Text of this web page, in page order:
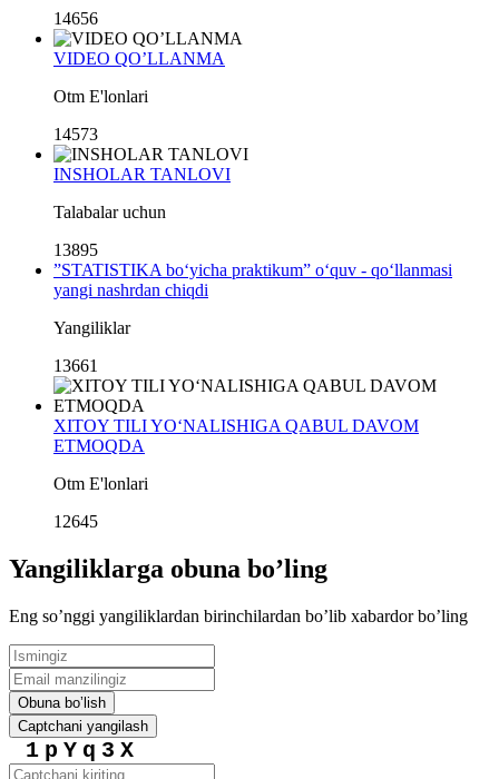
14656
VIDEO QO’LLANMA
Otm E'lonlari
14573
INSHOLAR TANLOVI
Talabalar uchun
13895
”STATISTIKA bo‘yicha praktikum” o‘quv - qo‘llanmasi
yangi nashrdan chiqdi
Yangiliklar
13661
XITOY TILI YO‘NALISHIGA QABUL DAVOM
ETMOQDA
Otm E'lonlari
12645
Yangiliklarga obuna boʼling
Eng soʼnggi yangiliklardan birinchilardan boʼlib xabardor boʼling
Obuna boʼlish
Captchani yangilash
1pYq3X